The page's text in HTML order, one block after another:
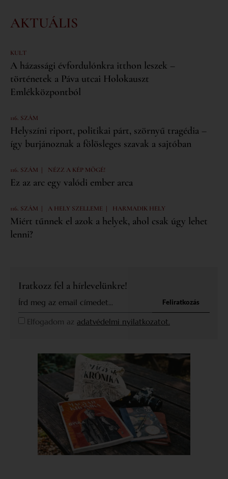
AKTUÁLIS
KULT
A házassági évfordulónkra itthon leszek –
történetek a Páva utcai Holokauszt
Emlékközpontból
116. SZÁM
Helyszíni riport, politikai párt, szörnyű tragédia –
így burjánoznak a fölösleges szavak a sajtóban
116. SZÁM | NÉZZ A KÉP MÖGÉ!
Ez az arc egy valódi ember arca
116. SZÁM | A HELY SZELLEME | HARMADIK HELY
Miért tűnnek el azok a helyek, ahol csak úgy lehet
lenni?
Iratkozz fel a hírlevelünkre!
Elfogadom az adatvédelmi nyilatkozatot.
Feliratkozás